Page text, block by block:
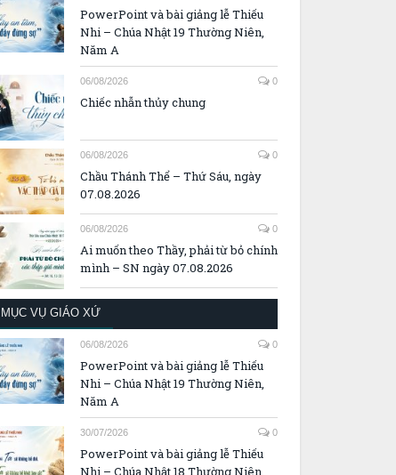
PowerPoint và bài giảng lễ Thiếu
Nhi – Chúa Nhật 19 Thường Niên,
Năm A
06/08/2026 0
Chiếc nhẫn thủy chung
06/08/2026 0
Chầu Thánh Thể – Thứ Sáu, ngày
07.08.2026
06/08/2026 0
Ai muốn theo Thầy, phải từ bỏ chính
mình – SN ngày 07.08.2026
MỤC VỤ GIÁO XỨ
06/08/2026 0
PowerPoint và bài giảng lễ Thiếu
Nhi – Chúa Nhật 19 Thường Niên,
Năm A
30/07/2026 0
PowerPoint và bài giảng lễ Thiếu
Nhi – Chúa Nhật 18 Thường Niên,